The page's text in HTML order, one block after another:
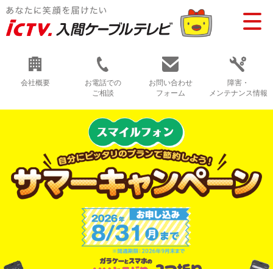
会社概要
お電話での
ご相談
お問い合わせ
フォーム
障害・
メンテナンス情報